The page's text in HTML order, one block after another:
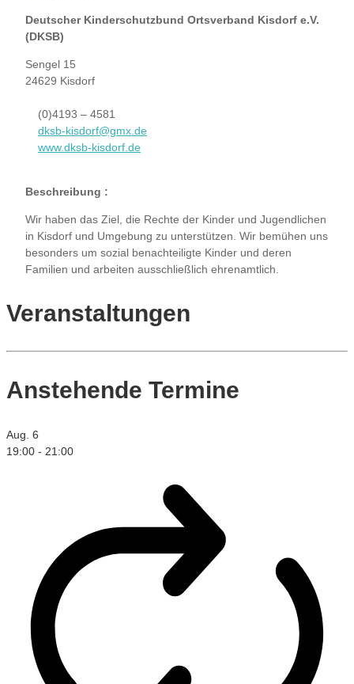
Deutscher Kinderschutzbund Ortsverband Kisdorf e.V.
(DKSB)
Sengel 15
24629 Kisdorf
(0)4193 – 4581
dksb-kisdorf@gmx.de
www.dksb-kisdorf.de
Beschreibung :
Wir haben das Ziel, die Rechte der Kinder und Jugendlichen
in Kisdorf und Umgebung zu unterstützen. Wir bemühen uns
besonders um sozial benachteiligte Kinder und deren
Familien und arbeiten ausschließlich ehrenamtlich.
Veranstaltungen
Anstehende Termine
Aug. 6
19:00 - 21:00